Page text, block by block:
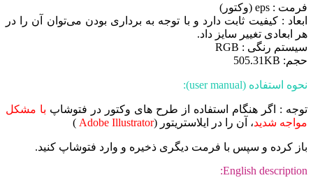
فرمت : eps (وکتور)
ابعاد : کیفیت ثابت دارد و با توجه به برداری بودن می‌توان آن را در
هر ابعادی تغییر سایز داد.
سیستم رنگی : RGB
حجم: 505.31KB
نحوه استفاده (user manual):
توجه : اگر هنگام استفاده از طرح های وکتور در فتوشاپ با مشکل
مواجه شدید، آن را در ایلاستریتور (Adobe Illustrator
)
باز کرده و سپس با فرمت دیگری ذخیره و وارد فتوشاپ کنید.
English description: